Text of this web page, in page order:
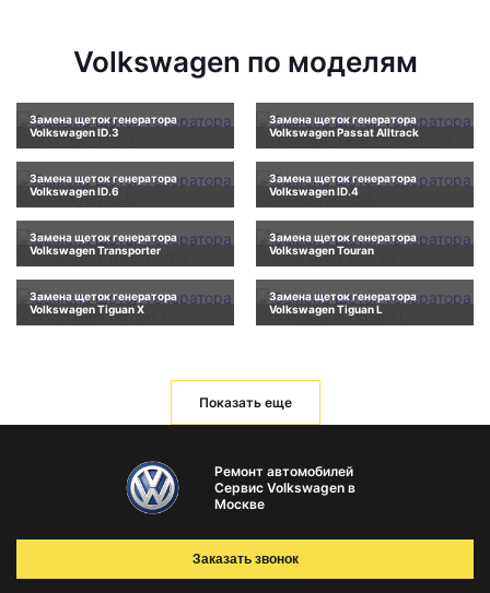
Volkswagen по моделям
Замена щеток генератора
Volkswagen ID.3
Замена щеток генератора
Volkswagen Passat Alltrack
Замена щеток генератора
Volkswagen ID.6
Замена щеток генератора
Volkswagen ID.4
Замена щеток генератора
Volkswagen Transporter
Замена щеток генератора
Volkswagen Touran
Замена щеток генератора
Volkswagen Tiguan X
Замена щеток генератора
Volkswagen Tiguan L
Показать еще
Ремонт автомобилей
Сервис Volkswagen в
Москве
Заказать звонок